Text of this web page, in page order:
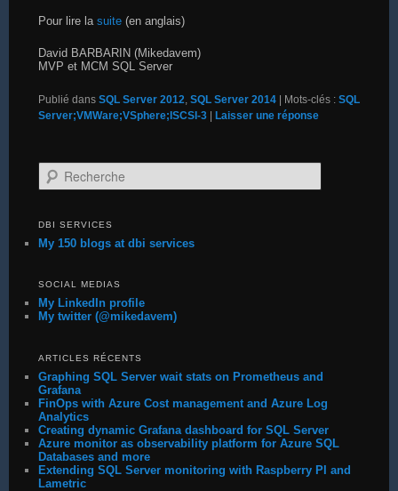
Pour lire la suite(en anglais)
David BARBARIN (Mikedavem)
MVP et MCM SQL Server
Publié dans SQL Server 2012, SQL Server 2014 Mots-clés : SQL
Server;VMWare;VSphere;ISCSI-3
Laisser une réponse
Recherche
DBI SERVICES
My 150 blogs at dbi services
SOCIAL MEDIAS
My LinkedIn profile
My twitter (@mikedavem)
ARTICLES RÉCENTS
Graphing SQL Server wait stats on Prometheus and
Grafana
FinOps with Azure Cost management and Azure Log
Analytics
Creating dynamic Grafana dashboard for SQL Server
Azure monitor as observability platform for Azure SQL
Databases and more
Extending SQL Server monitoring with Raspberry PI and
Lametric